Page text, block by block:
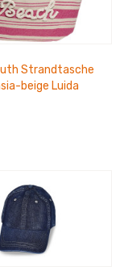
Strandtasche
beige Luida